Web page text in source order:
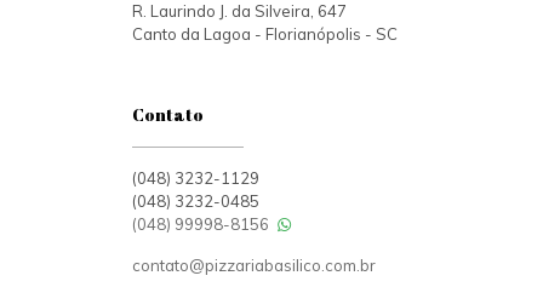
R. Laurindo J. da Silveira, 647
Canto da Lagoa - Florianópolis - SC
Contato
(048) 3232-1129
(048) 3232-0485
(048) 99998-8156
contato@pizzariabasilico.com.br